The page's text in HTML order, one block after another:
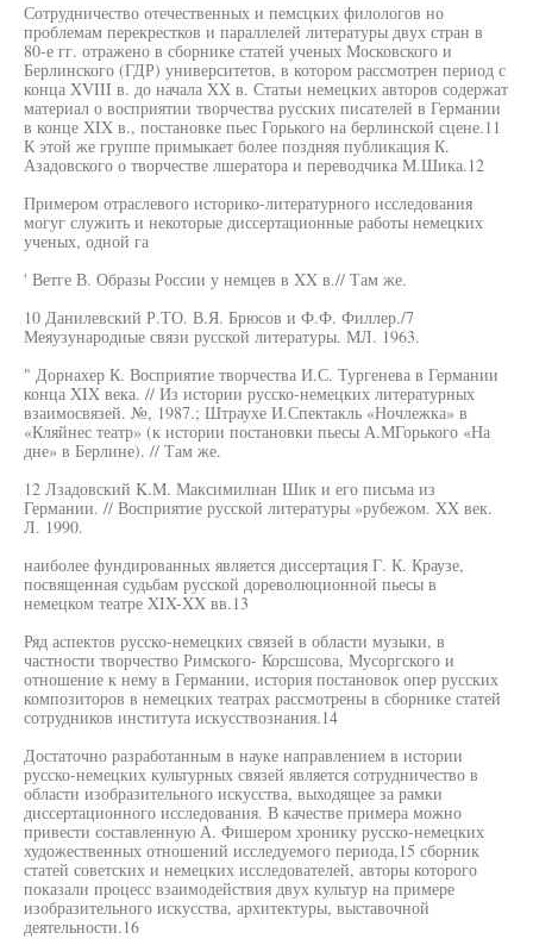
Сотрудничество отечественных и пемсцких филологов но
проблемам перекрестков и параллелей литературы двух стран в
80-е гг. отражено в сборнике статей ученых Московского и
Берлинского (ГДР) университетов, в котором рассмотрен период с
конца XVIII в. до начала XX в. Статьи немецких авторов содержат
материал о восприятии творчества русских писателей в Германии
в конце XIX в., постановке пьес Горького на берлинской сцене.11
К этой же группе примыкает более поздняя публикация К.
Азадовского о творчестве лшератора и переводчика М.Шика.12
Примером отраслевого историко-литературного исследования
могуг служить и некоторые диссертационные работы немецких
ученых, одной га
' Ветге В. Образы России у немцев в XX в.// Там же.
10 Данилевский Р.ТО. В.Я. Брюсов и Ф.Ф. Филлер./7
Меяузународиые связи русской литературы. МЛ. 1963.
" Дорнахер К. Восприятие творчества И.С. Тургенева в Германии
конца XIX века. // Из истории русско-немецких литературных
взаимосвязей. №, 1987.; Штраухе И.Спектакль «Ночлежка» в
«Кляйнес театр» (к истории постановки пьесы А.МГорького «На
дне» в Берлине). // Там же.
12 Лзадовский K.M. Максимилиан Шик и его письма из
Германии. // Восприятие русской литературы »рубежом. XX век.
Л. 1990.
наиболее фундированных является диссертация Г. К. Краузе,
посвященная судьбам русской дореволюционной пьесы в
немецком театре XIX-XX вв.13
Ряд аспектов русско-немецких связей в области музыки, в
частности творчество Римского- Корсшсова, Мусоргского и
отношение к нему в Германии, история постановок опер русских
композиторов в немецких театрах рассмотрены в сборнике статей
сотрудников института искусствознания.14
Достаточно разработанным в науке направлением в истории
русско-немецких культурных связей является сотрудничество в
области изобразительного искусства, выходящее за рамки
диссертационного исследования. В качестве примера можно
привести составленную А. Фишером хронику русско-немецких
художественных отношений исследуемого периода,15 сборник
статей советских и немецких исследователей, авторы которого
показали процесс взаимодействия двух культур на примере
изобразительного искусства, архитектуры, выставочной
деятельности.16